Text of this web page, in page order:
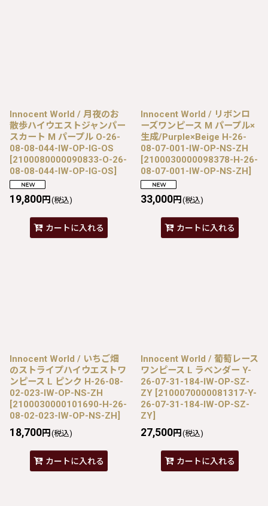
Innocent World / 月夜のお
散歩ハイウエストジャンパー
スカート M パープル O-26-
08-08-044-IW-OP-IG-OS
[2100080000090833-O-26-
08-08-044-IW-OP-IG-OS]
19,800円 (税込)
カートに入れる
Innocent World / リボンロ
ーズワンピース M パープル×
生成/Purple×Beige H-26-
08-07-001-IW-OP-NS-ZH
[2100030000098378-H-26-
08-07-001-IW-OP-NS-ZH]
33,000円 (税込)
カートに入れる
Innocent World / いちご畑
のストライプハイウエストワ
ンピース L ピンク H-26-08-
02-023-IW-OP-NS-ZH
[2100030000101690-H-26-
08-02-023-IW-OP-NS-ZH]
18,700円 (税込)
カートに入れる
Innocent World / 葡萄レース
ワンピース L ラベンダー Y-
26-07-31-184-IW-OP-SZ-
ZY [2100070000081317-Y-
26-07-31-184-IW-OP-SZ-
ZY]
27,500円 (税込)
カートに入れる